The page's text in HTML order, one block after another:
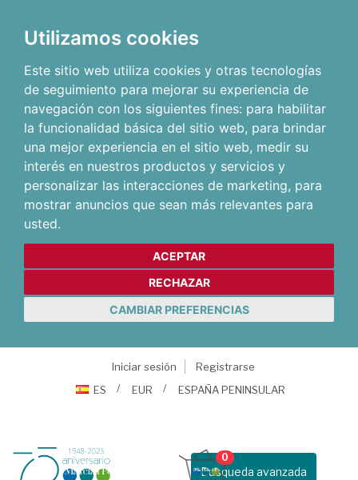
Utilizamos cookies
Este sitio web utiliza cookies y otras tecnologías
de seguimiento para mejorar su experiencia de
navegación con los siguientes fines: para habilitar
la funcionalidad básica del sitio web, para brindar
una mejor experiencia en el sitio web, medir su
interés en nuestros productos y servicios y
personalizar las interacciones de marketing, para
mostrar anuncios que sean más relevantes para
usted.
ACEPTAR
RECHAZAR
CAMBIAR PREFERENCIAS
Iniciar sesión
Registrarse
ES
EUR ESPAÑA PENINSULAR
Busqueda avanzada
0